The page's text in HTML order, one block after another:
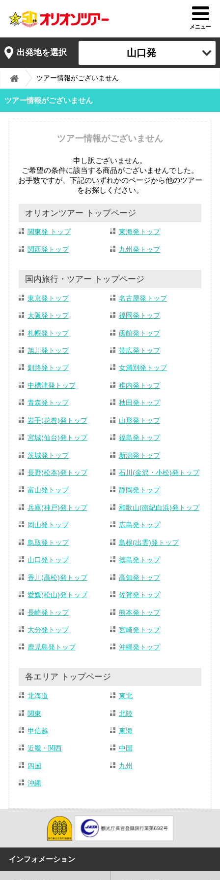
メニュー
出発地を選択 山口発
ツアー情報がございません
ツアー情報がございません
ツアー情報がございません
申し訳ございません。
ご希望の条件に該当する商品がございませんでした。
お手数ですが、下記のいずれかのページから他のツアー
をお探しください。
オリオンツアー トップページ
関東発 トップ 東海発トップ
関西発トップ 九州発トップ
国内旅行・ツアー トップページ
東京発トップ 名古屋発トップ
大阪発トップ 福岡発トップ
札幌発トップ 函館発トップ
旭川発トップ 帯広発トップ
釧路発トップ 女満別発トップ
中標津発トップ 稚内発トップ
青森発トップ 秋田発トップ
岩手(花巻)発トップ 山形発トップ
宮城(仙台)発トップ 福島発トップ
茨城発トップ 新潟発トップ
長野(松本)発トップ 石川(金沢・小松)発トップ
富山発トップ 静岡発トップ
兵庫(神戸)発トップ 和歌山(南紀白浜)発トップ
岡山発トップ 広島発トップ
鳥取発トップ 島根(出雲)発トップ
山口発トップ 徳島発トップ
香川(高松)発トップ 高知発トップ
愛媛(松山)発トップ 佐賀発トップ
長崎発トップ 熊本発トップ
大分発トップ 宮崎発トップ
鹿児島発トップ 沖縄発トップ
各エリア トップページ
北海道 東北
関東 北陸
甲信越 東海
近畿・関西 中国
四国 九州
沖縄
インフォメーション